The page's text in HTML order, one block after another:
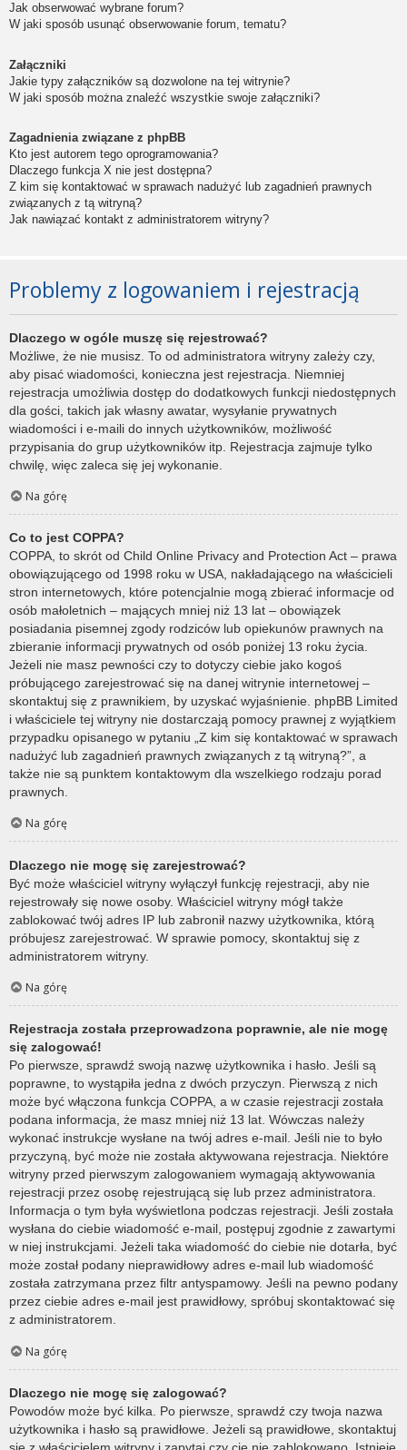
Jak obserwować wybrane forum?
W jaki sposób usunąć obserwowanie forum, tematu?
Załączniki
Jakie typy załączników są dozwolone na tej witrynie?
W jaki sposób można znaleźć wszystkie swoje załączniki?
Zagadnienia związane z phpBB
Kto jest autorem tego oprogramowania?
Dlaczego funkcja X nie jest dostępna?
Z kim się kontaktować w sprawach nadużyć lub zagadnień prawnych
związanych z tą witryną?
Jak nawiązać kontakt z administratorem witryny?
Problemy z logowaniem i rejestracją
Dlaczego w ogóle muszę się rejestrować?
Możliwe, że nie musisz. To od administratora witryny zależy czy,
aby pisać wiadomości, konieczna jest rejestracja. Niemniej
rejestracja umożliwia dostęp do dodatkowych funkcji niedostępnych
dla gości, takich jak własny awatar, wysyłanie prywatnych
wiadomości i e-maili do innych użytkowników, możliwość
przypisania do grup użytkowników itp. Rejestracja zajmuje tylko
chwilę, więc zaleca się jej wykonanie.
Na górę
Co to jest COPPA?
COPPA, to skrót od Child Online Privacy and Protection Act – prawa
obowiązującego od 1998 roku w USA, nakładającego na właścicieli
stron internetowych, które potencjalnie mogą zbierać informacje od
osób małoletnich – mających mniej niż 13 lat – obowiązek
posiadania pisemnej zgody rodziców lub opiekunów prawnych na
zbieranie informacji prywatnych od osób poniżej 13 roku życia.
Jeżeli nie masz pewności czy to dotyczy ciebie jako kogoś
próbującego zarejestrować się na danej witrynie internetowej –
skontaktuj się z prawnikiem, by uzyskać wyjaśnienie. phpBB Limited
i właściciele tej witryny nie dostarczają pomocy prawnej z wyjątkiem
przypadku opisanego w pytaniu „Z kim się kontaktować w sprawach
nadużyć lub zagadnień prawnych związanych z tą witryną?”, a
także nie są punktem kontaktowym dla wszelkiego rodzaju porad
prawnych.
Na górę
Dlaczego nie mogę się zarejestrować?
Być może właściciel witryny wyłączył funkcję rejestracji, aby nie
rejestrowały się nowe osoby. Właściciel witryny mógł także
zablokować twój adres IP lub zabronił nazwy użytkownika, którą
próbujesz zarejestrować. W sprawie pomocy, skontaktuj się z
administratorem witryny.
Na górę
Rejestracja została przeprowadzona poprawnie, ale nie mogę
się zalogować!
Po pierwsze, sprawdź swoją nazwę użytkownika i hasło. Jeśli są
poprawne, to wystąpiła jedna z dwóch przyczyn. Pierwszą z nich
może być włączona funkcja COPPA, a w czasie rejestracji została
podana informacja, że masz mniej niż 13 lat. Wówczas należy
wykonać instrukcje wysłane na twój adres e-mail. Jeśli nie to było
przyczyną, być może nie została aktywowana rejestracja. Niektóre
witryny przed pierwszym zalogowaniem wymagają aktywowania
rejestracji przez osobę rejestrującą się lub przez administratora.
Informacja o tym była wyświetlona podczas rejestracji. Jeśli została
wysłana do ciebie wiadomość e-mail, postępuj zgodnie z zawartymi
w niej instrukcjami. Jeżeli taka wiadomość do ciebie nie dotarła, być
może został podany nieprawidłowy adres e-mail lub wiadomość
została zatrzymana przez filtr antyspamowy. Jeśli na pewno podany
przez ciebie adres e-mail jest prawidłowy, spróbuj skontaktować się
z administratorem.
Na górę
Dlaczego nie mogę się zalogować?
Powodów może być kilka. Po pierwsze, sprawdź czy twoja nazwa
użytkownika i hasło są prawidłowe. Jeżeli są prawidłowe, skontaktuj